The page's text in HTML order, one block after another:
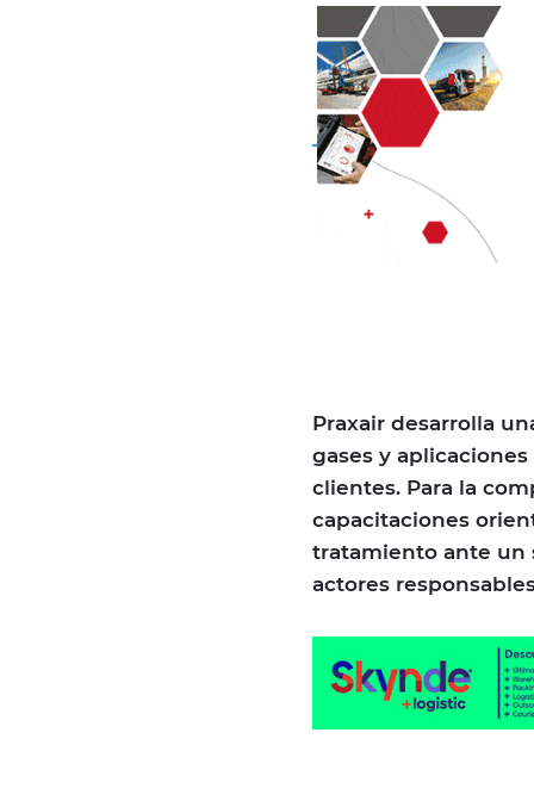
Praxair desarrolla
gases y
clientes. Para la
capacitaciones
tratamiento ante un
actores